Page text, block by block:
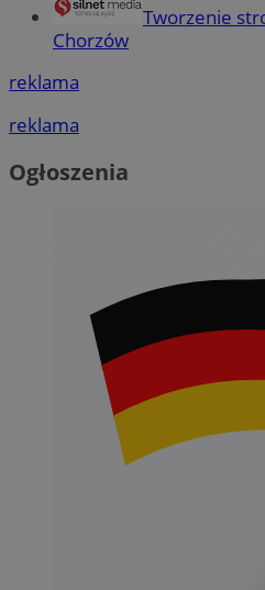
Tworzenie
Chorzów
reklama
reklama
Ogłoszenia